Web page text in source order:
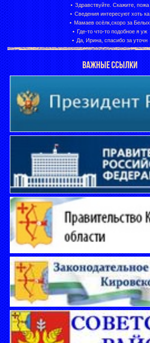
Здравствуйте. Скажите, пожа
Сведения интересуют хоть ка
Мамаев осёлк,скоро за Белых
Где-то что-то подобное я уж
Да, Ирина, спасибо за уточн
ВАЖНЫЕ ССЫЛКИ